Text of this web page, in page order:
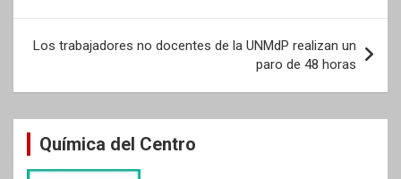
entradas
Los trabajadores no docentes de la UNMdP realizan un
paro de 48 horas
Química del Centro